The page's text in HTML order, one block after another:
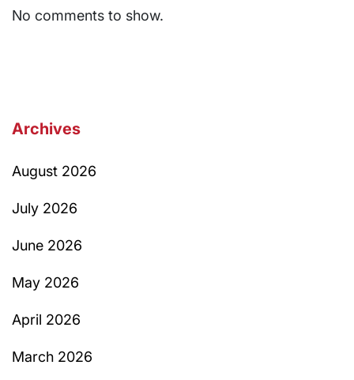
No comments to show.
Archives
August 2026
July 2026
June 2026
May 2026
April 2026
March 2026